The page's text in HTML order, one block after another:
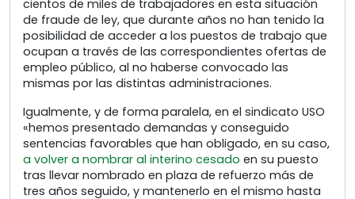
cientos de miles de trabajadores en esta situación
de fraude de ley, que durante años no han tenido la
posibilidad de acceder a los puestos de trabajo que
ocupan a través de las correspondientes ofertas de
empleo público, al no haberse convocado las
mismas por las distintas administraciones.
Igualmente, y de forma paralela, en el sindicato USO
«hemos presentado demandas y conseguido
sentencias favorables que han obligado, en su caso,
a volver a nombrar al interino cesado en su puesto
tras llevar nombrado en plaza de refuerzo más de
tres años seguido, y mantenerlo en el mismo hasta